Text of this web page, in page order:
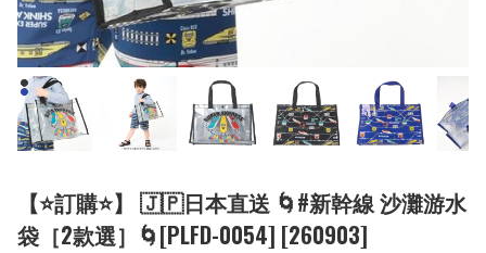
【⭐訂購⭐】 🇯🇵日本直送 🌀#新幹線 沙灘游水
袋［2款選］🌀[PLFD-0054] [260903]